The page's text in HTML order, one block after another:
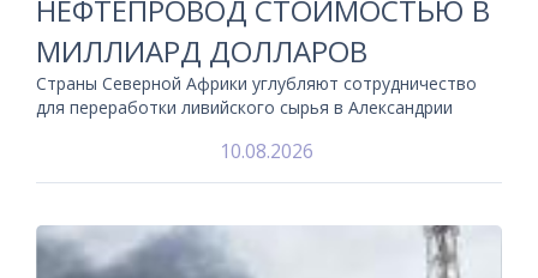
НЕФТЕПРОВОД СТОИМОСТЬЮ В
МИЛЛИАРД ДОЛЛАРОВ
Страны Северной Африки углубляют сотрудничество
для переработки ливийского сырья в Александрии
10.08.2026